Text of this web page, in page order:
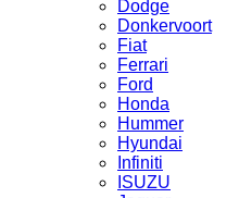
Dodge
Donkervoort
Fiat
Ferrari
Ford
Honda
Hummer
Hyundai
Infiniti
ISUZU